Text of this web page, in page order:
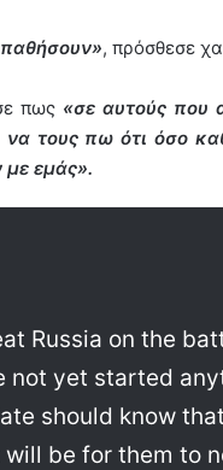
, πρόσθεσε
πως «σε αυτούς που
να τους πω ότι όσο
με εμάς».
Russia on the
not yet started
should know
be for them to